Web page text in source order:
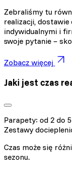
Zebraliśmy tu
realizacji,
indywidualnymi i
swoje pytanie –
Zobacz więcej
Jaki jest czas
Parapety: od 2 do
Zestawy
Czas może się
sezonu.